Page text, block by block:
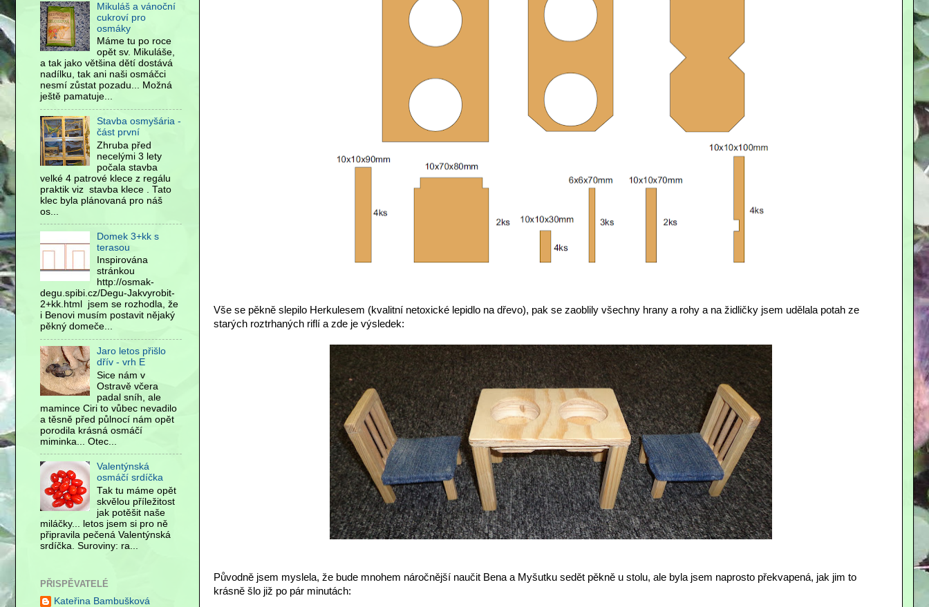
Vše se pěkně slepilo Herkulesem (kvalitní netoxické lepidlo na dřevo), pak se zaoblily všechny hrany a rohy a na židličky jsem udělala potah ze
starých roztrhaných riflí a zde je výsledek:
Původně jsem myslela, že bude mnohem náročnější naučit Bena a Myšutku sedět pěkně u stolu, ale byla jsem naprosto překvapená, jak jim to
krásně šlo již po pár minutách:
Mikuláš a vánoční
cukroví pro
osmáky
Máme tu po roce
opět sv. Mikuláše,
a tak jako většina dětí dostává
nadílku, tak ani naši osmáčci
nesmí zůstat pozadu... Možná
ještě pamatuje...
Stavba osmyšária -
část první
Zhruba před
necelými 3 lety
počala stavba
velké 4 patrové klece z regálu
praktik viz stavba klece . Tato
klec byla plánovaná pro náš
os...
Domek 3+kk s
terasou
Inspirována
stránkou
http://osmak-
degu.spibi.cz/Degu-Jakvyrobit-
2+kk.html jsem se rozhodla, že
i Benovi musím postavit nějaký
pěkný domeče...
Jaro letos přišlo
dřív - vrh E
Sice nám v
Ostravě včera
padal sníh, ale
mamince Ciri to vůbec nevadilo
a těsně před půlnocí nám opět
porodila krásná osmáčí
miminka... Otec...
Valentýnská
osmáčí srdíčka
Tak tu máme opět
skvělou příležitost
jak potěšit naše
miláčky... letos jsem si pro ně
připravila pečená Valentýnská
srdíčka. Suroviny: ra...
PŘISPĚVATELÉ
Kateřina Bambušková